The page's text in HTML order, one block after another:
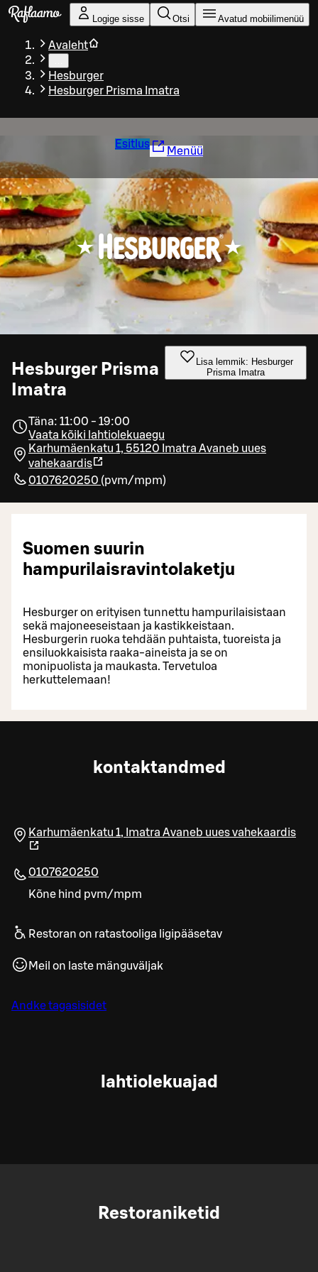
Liigu peamise sisu juurde
Logige sisse Otsi Avatud mobiilimenüü
Avaleht
Hesburger
Hesburger Prisma Imatra
Esitlus
Menüü
Hesburger Prisma
Imatra
Lisa lemmik: Hesburger
Prisma Imatra
Täna: 11:00 - 19:00
Vaata kõiki lahtiolekuaegu
Karhumäenkatu 1, 55120 Imatra Avaneb uues
vahekaardis
0107620250 (pvm/mpm)
Suomen suurin
hampurilaisravintolaketju
Hesburger on erityisen tunnettu hampurilaisistaan
sekä majoneeseistaan ja kastikkeistaan.
Hesburgerin ruoka tehdään puhtaista, tuoreista ja
ensiluokkaisista raaka-aineista ja se on
monipuolista ja maukasta. Tervetuloa
herkuttelemaan!
kontaktandmed
Karhumäenkatu 1, Imatra Avaneb uues vahekaardis
0107620250
Kõne hind pvm/mpm
Restoran on ratastooliga ligipääsetav
Meil on laste mänguväljak
Andke tagasisidet
lahtiolekuajad
Restoraniketid